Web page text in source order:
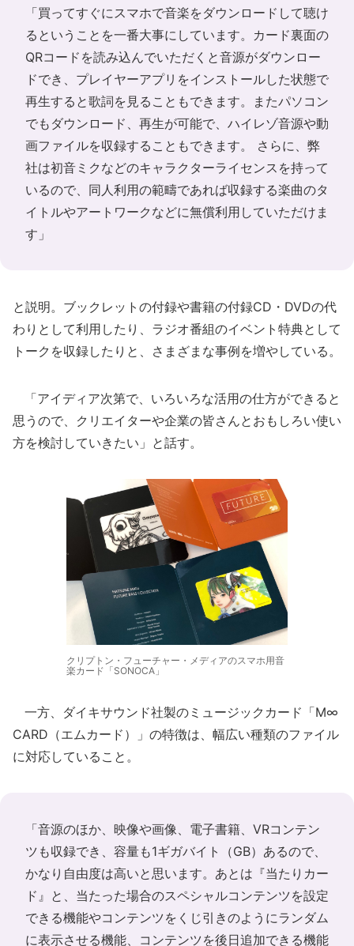
「買ってすぐにスマホで音楽をダウンロードして聴け
るということを一番大事にしています。カード裏面の
QRコードを読み込んでいただくと音源がダウンロー
ドでき、プレイヤーアプリをインストールした状態で
再生すると歌詞を見ることもできます。またパソコン
でもダウンロード、再生が可能で、ハイレゾ音源や動
画ファイルを収録することもできます。 さらに、弊
社は初音ミクなどのキャラクターライセンスを持って
いるので、同人利用の範疇であれば収録する楽曲のタ
イトルやアートワークなどに無償利用していただけま
す」
と説明。ブックレットの付録や書籍の付録CD・DVDの代
わりとして利用したり、ラジオ番組のイベント特典として
トークを収録したりと、さまざまな事例を増やしている。
「アイディア次第で、いろいろな活用の仕方ができると
思うので、クリエイターや企業の皆さんとおもしろい使い
方を検討していきたい」と話す。
クリプトン・フューチャー・メディアのスマホ用音
楽カード「SONOCA」
一方、ダイキサウンド社製のミュージックカード「M∞
CARD（エムカード）」の特徴は、幅広い種類のファイル
に対応していること。
「音源のほか、映像や画像、電子書籍、VRコンテン
ツも収録でき、容量も1ギガバイト（GB）あるので、
かなり自由度は高いと思います。あとは『当たりカー
ド』と、当たった場合のスペシャルコンテンツを設定
できる機能やコンテンツをくじ引きのようにランダム
に表示させる機能、コンテンツを後日追加できる機能